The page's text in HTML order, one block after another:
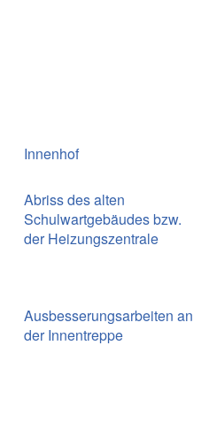
Innenhof
Abriss des alten
Schulwartgebäudes bzw.
der Heizungszentrale
Ausbesserungsarbeiten an
der Innentreppe